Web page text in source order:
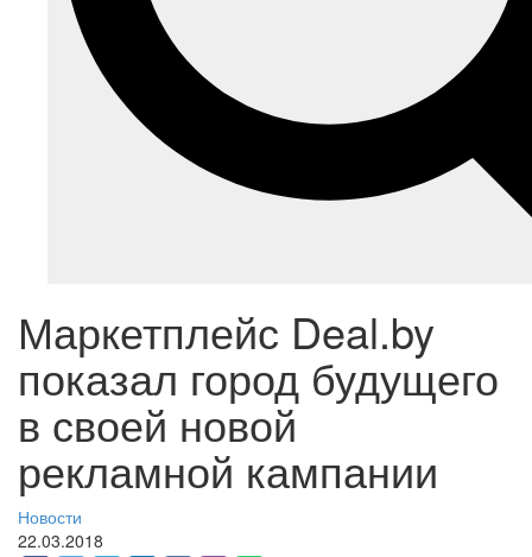
Маркетплейс Deal.by
показал город будущего
в своей новой
рекламной кампании
Новости
22.03.2018